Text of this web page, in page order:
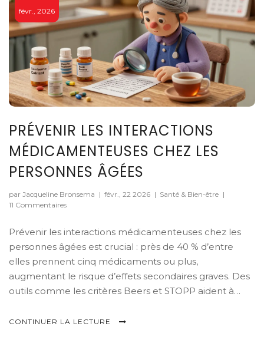
févr., 2026
PRÉVENIR LES INTERACTIONS
MÉDICAMENTEUSES CHEZ LES
PERSONNES ÂGÉES
par Jacqueline Bronsema | févr., 22 2026 | Santé & Bien-être |
11 Commentaires
Prévenir les interactions médicamenteuses chez les
personnes âgées est crucial : près de 40 % d’entre
elles prennent cinq médicaments ou plus,
augmentant le risque d’effets secondaires graves. Des
outils comme les critères Beers et STOPP aident à
CONTINUER LA LECTURE